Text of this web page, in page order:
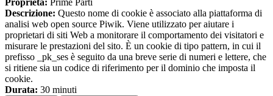
Proprieta: Prime Parti
Descrizione: Questo nome di cookie è associato alla piattaforma di
analisi web open source Piwik. Viene utilizzato per aiutare i
proprietari di siti Web a monitorare il comportamento dei visitatori e
misurare le prestazioni del sito. È un cookie di tipo pattern, in cui il
prefisso _pk_ses è seguito da una breve serie di numeri e lettere, che
si ritiene sia un codice di riferimento per il dominio che imposta il
cookie.
Durata: 30 minuti